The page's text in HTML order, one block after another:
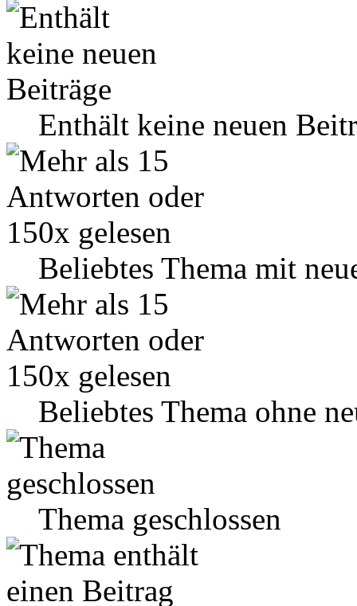
Enthält keine neuen
Beliebtes Thema mit
Beliebtes Thema ohne
Thema geschlossen